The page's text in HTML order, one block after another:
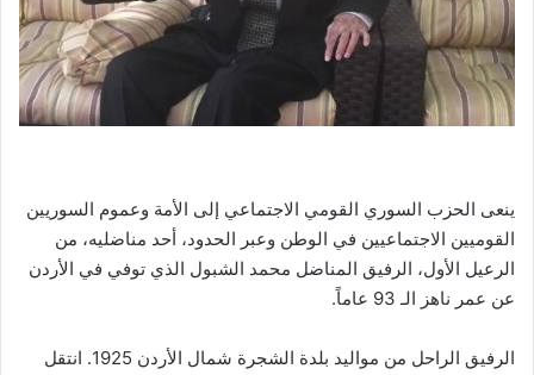
ينعى الحزب السوري القومي الاجتماعي إلى الأمة وعموم السوريين
القوميين الاجتماعيين في الوطن وعبر الحدود، أحد مناضليه، من
الرعيل الأول، الرفيق المناضل محمد الشبول الذي توفي في الأردن
عن عمر ناهز الـ 93 عاماً.
الرفيق الراحل من مواليد بلدة الشجرة شمال الأردن 1925. انتقل